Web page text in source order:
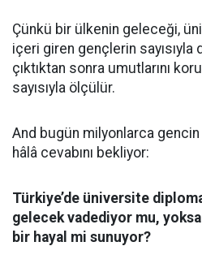
Çünkü bir ülkenin geleceği,
içeri giren gençlerin sayısıyla
çıktıktan sonra umutlarını
sayısıyla ölçülür.
And bugün milyonlarca
hâlâ cevabını bekliyor:
Türkiye’de üniversite
gelecek vadediyor mu,
bir hayal mi sunuyor?